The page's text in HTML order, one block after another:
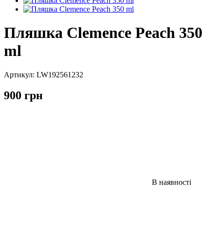
Пляшка Clemence Peach 350
ml
Артикул: LW192561232
900 грн
В наявності